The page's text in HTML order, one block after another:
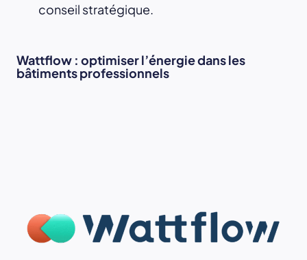
conseil stratégique.
Wattflow : optimiser l’énergie dans les
bâtiments professionnels